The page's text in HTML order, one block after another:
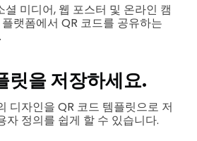
셜 미디어, 웹 포스터 및 온라인 캠
랫폼에서 QR 코드를 공유하는
릿을 저장하세요.
디자인을 QR 코드 템플릿으로 저
자 정의를 쉽게 할 수 있습니다.